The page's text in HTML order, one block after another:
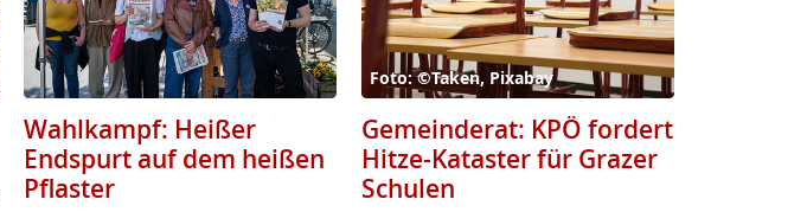
Wahlkampf: Heißer
Endspurt auf dem heißen
Pflaster
Foto: ©Taken, Pixabay
Gemeinderat: KPÖ fordert
Hitze-Kataster für Grazer
Schulen